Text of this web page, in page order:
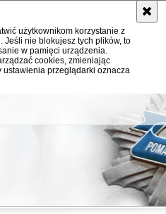
użytkownikom korzystanie z
Jeśli nie blokujesz tych plików, to
w pamięci urządzenia.
cookies, zmieniając
przeglądarki oznacza